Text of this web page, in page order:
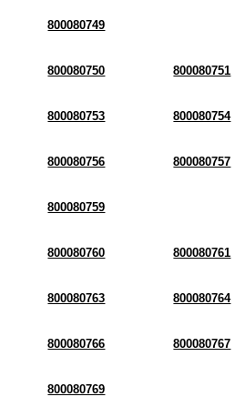
800080749
800080750 800080751
800080753 800080754
800080756 800080757
800080759
800080760 800080761
800080763 800080764
800080766 800080767
800080769